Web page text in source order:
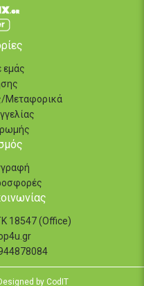
εμάς
Μεταφορικά
18547 (Office)
by CodIT